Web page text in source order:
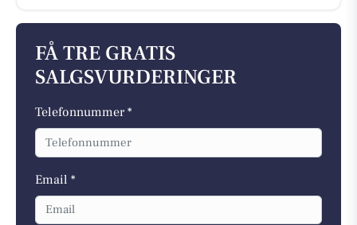
FÅ TRE GRATIS
SALGSVURDERINGER
Telefonnummer *
Email *